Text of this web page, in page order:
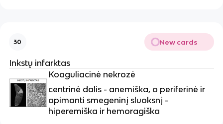
30 New cards
Inkstų infarktas
Koaguliacinė nekrozė
centrinė dalis - anemiška, o periferinė ir
apimanti smegeninį sluoksnį -
hiperemiška ir hemoragiška